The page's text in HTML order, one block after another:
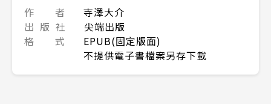
作 者
寺澤大介
出 版 社
尖端出版
格 式
EPUB(固定版面)
不提供電子書檔案另存下載